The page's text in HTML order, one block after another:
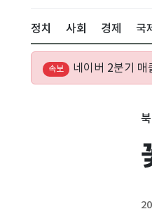
정치 사회 경제 국제
속보 네이버 2분기